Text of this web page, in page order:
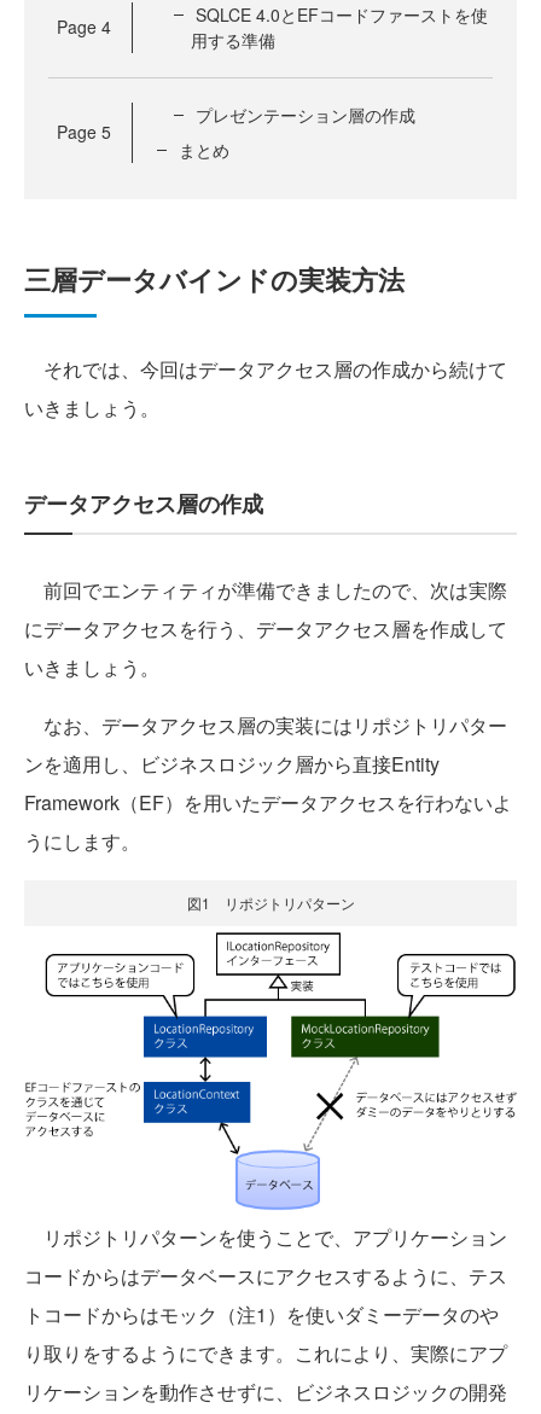
Page 4
SQLCE 4.0とEFコードファーストを使
用する準備
Page 5
プレゼンテーション層の作成
まとめ
三層データバインドの実装方法
それでは、今回はデータアクセス層の作成から続けて
いきましょう。
データアクセス層の作成
前回でエンティティが準備できましたので、次は実際
にデータアクセスを行う、データアクセス層を作成して
いきましょう。
なお、データアクセス層の実装にはリポジトリパター
ンを適用し、ビジネスロジック層から直接Entity
Framework（EF）を用いたデータアクセスを行わないよ
うにします。
図1 リポジトリパターン
リポジトリパターンを使うことで、アプリケーション
コードからはデータベースにアクセスするように、テス
トコードからはモック（注1）を使いダミーデータのや
り取りをするようにできます。これにより、実際にアプ
リケーションを動作させずに、ビジネスロジックの開発